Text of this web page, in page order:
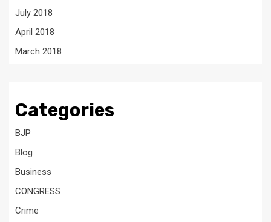
July 2018
April 2018
March 2018
Categories
BJP
Blog
Business
CONGRESS
Crime